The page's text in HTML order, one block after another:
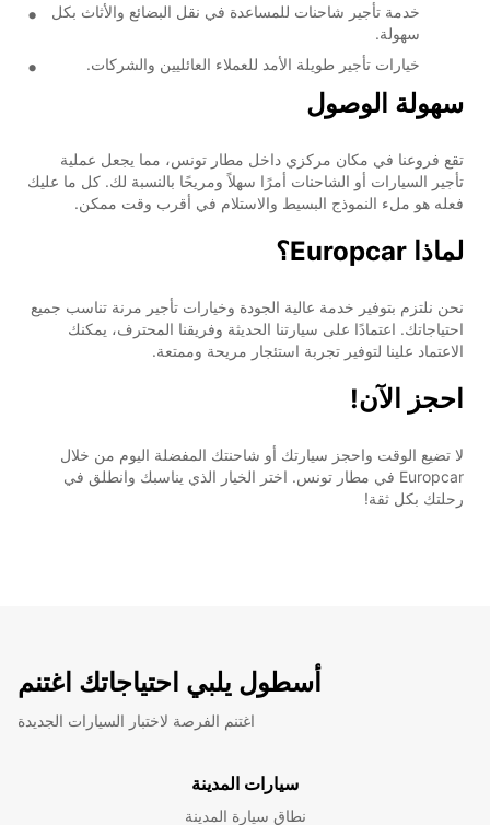
خدمة تأجير شاحنات للمساعدة في نقل البضائع والأثاث بكل
سهولة.
خيارات تأجير طويلة الأمد للعملاء العائليين والشركات.
سهولة الوصول
تقع فروعنا في مكان مركزي داخل مطار تونس، مما يجعل عملية
تأجير السيارات أو الشاحنات أمرًا سهلاً ومريحًا بالنسبة لك. كل ما عليك
فعله هو ملء النموذج البسيط والاستلام في أقرب وقت ممكن.
لماذا Europcar؟
نحن نلتزم بتوفير خدمة عالية الجودة وخيارات تأجير مرنة تناسب جميع
احتياجاتك. اعتمادًا على سيارتنا الحديثة وفريقنا المحترف، يمكنك
الاعتماد علينا لتوفير تجربة استئجار مريحة وممتعة.
احجز الآن!
لا تضيع الوقت واحجز سيارتك أو شاحنتك المفضلة اليوم من خلال
Europcar في مطار تونس. اختر الخيار الذي يناسبك وانطلق في
رحلتك بكل ثقة!
أسطول يلبي احتياجاتك اغتنم
اغتنم الفرصة لاختبار السيارات الجديدة
سيارات المدينة
نطاق سيارة المدينة